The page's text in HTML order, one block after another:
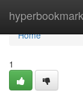
Home
Home
1